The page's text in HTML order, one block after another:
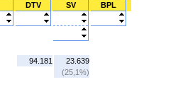
DTV SV BPL
94.181
23.639
(25,1%)